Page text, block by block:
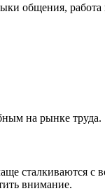
общения,
на рынке труда.
сталкиваются с
внимание.